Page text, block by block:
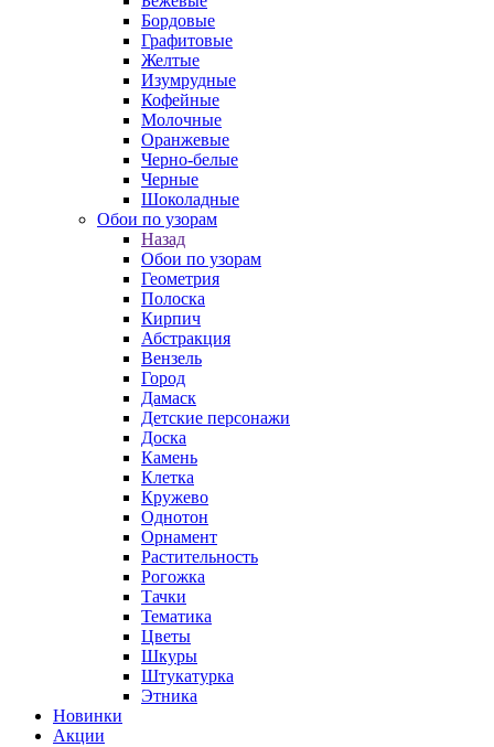
Бордовые
Графитовые
Желтые
Изумрудные
Кофейные
Молочные
Оранжевые
Черно-белые
Черные
Шоколадные
Обои по узорам
Назад
Обои по узорам
Геометрия
Полоска
Кирпич
Абстракция
Вензель
Город
Дамаск
Детские персонажи
Доска
Камень
Клетка
Кружево
Однотон
Орнамент
Растительность
Рогожка
Тачки
Тематика
Цветы
Шкуры
Штукатурка
Этника
Новинки
Акции